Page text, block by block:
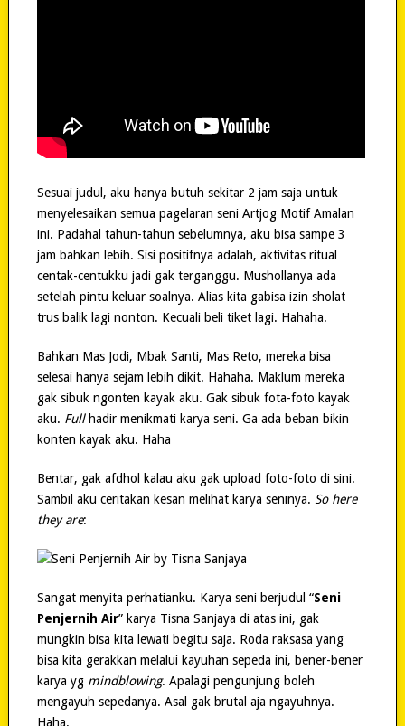
Sesuai judul, aku hanya butuh sekitar 2 jam saja untuk
menyelesaikan semua pagelaran seni Artjog Motif Amalan
ini. Padahal tahun-tahun sebelumnya, aku bisa sampe 3
jam bahkan lebih. Sisi positifnya adalah, aktivitas ritual
centak-centukku jadi gak terganggu. Mushollanya ada
setelah pintu keluar soalnya. Alias kita gabisa izin sholat
trus balik lagi nonton. Kecuali beli tiket lagi. Hahaha.
Bahkan Mas Jodi, Mbak Santi, Mas Reto, mereka bisa
selesai hanya sejam lebih dikit. Hahaha. Maklum mereka
gak sibuk ngonten kayak aku. Gak sibuk fota-foto kayak
aku. Fullhadir menikmati karya seni. Ga ada beban bikin
konten kayak aku. Haha
Bentar, gak afdhol kalau aku gak upload foto-foto di sini.
Sambil aku ceritakan kesan melihat karya seninya. So here
they are:
Sangat menyita perhatianku. Karya seni berjudul “Seni
Penjernih Air” karya Tisna Sanjaya di atas ini, gak
mungkin bisa kita lewati begitu saja. Roda raksasa yang
bisa kita gerakkan melalui kayuhan sepeda ini, bener-bener
karya yg mindblowing. Apalagi pengunjung boleh
mengayuh sepedanya. Asal gak brutal aja ngayuhnya.
Haha.